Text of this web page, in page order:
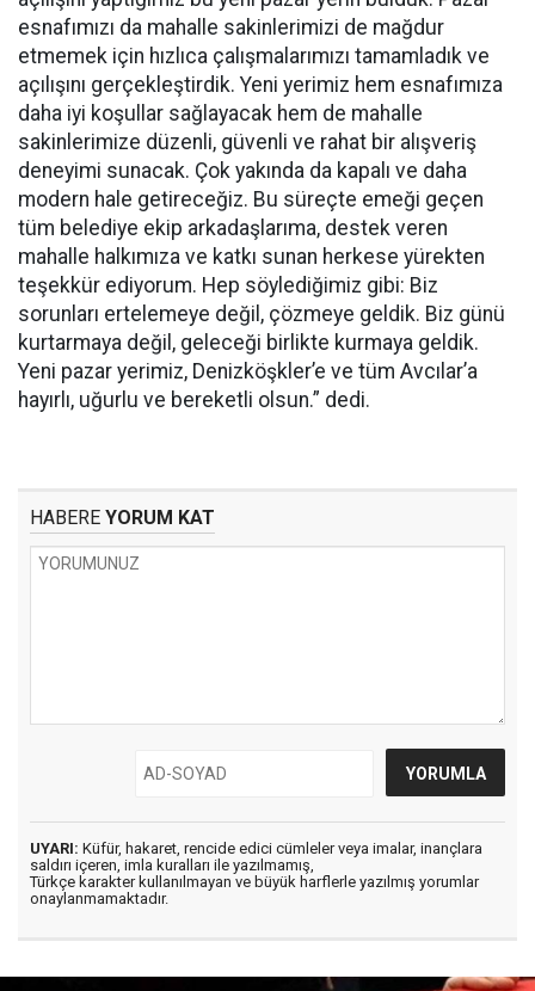
esnafımızı da mahalle sakinlerimizi de mağdur
etmemek için hızlıca çalışmalarımızı tamamladık ve
açılışını gerçekleştirdik. Yeni yerimiz hem esnafımıza
daha iyi koşullar sağlayacak hem de mahalle
sakinlerimize düzenli, güvenli ve rahat bir alışveriş
deneyimi sunacak. Çok yakında da kapalı ve daha
modern hale getireceğiz. Bu süreçte emeği geçen
tüm belediye ekip arkadaşlarıma, destek veren
mahalle halkımıza ve katkı sunan herkese yürekten
teşekkür ediyorum. Hep söylediğimiz gibi: Biz
sorunları ertelemeye değil, çözmeye geldik. Biz günü
kurtarmaya değil, geleceği birlikte kurmaya geldik.
Yeni pazar yerimiz, Denizköşkler’e ve tüm Avcılar’a
hayırlı, uğurlu ve bereketli olsun.” dedi.
HABERE YORUM KAT
UYARI: Küfür, hakaret, rencide edici cümleler veya imalar, inançlara
saldırı içeren, imla kuralları ile yazılmamış,
Türkçe karakter kullanılmayan ve büyük harflerle yazılmış yorumlar
onaylanmamaktadır.